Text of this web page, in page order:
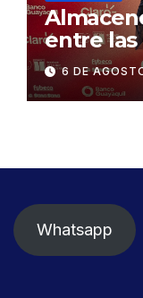
entre las
6 DE
Whatsapp